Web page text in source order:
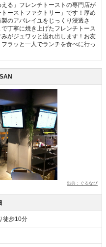
える」フレンチトーストの専門店が
ーストファクトリー」です！厚め
のアパレイユをじっくり浸透さ
丁寧に焼き上げたフレンチトース
みがジュワッと溢れ出します！お友
ラッと一人でランチを食べに行っ
出典：ぐるなび
徒歩10分